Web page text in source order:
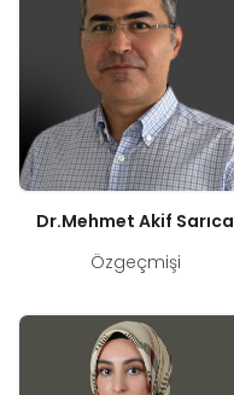
Dr.Mehmet Akif Sarıca
Özgeçmişi